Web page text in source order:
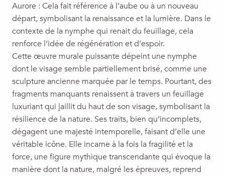
Aurore : Cela fait référence à l’aube ou à un nouveau
départ, symbolisant la renaissance et la lumière. Dans le
contexte de la nymphe qui renait du feuillage, cela
renforce l’idée de régénération et d’espoir.
Cette œuvre murale puissante dépeint une nymphe
dont le visage semble partiellement brisé, comme une
sculpture ancienne marquée par le temps. Pourtant, des
fragments manquants renaissent à travers un feuillage
luxuriant qui jaillit du haut de son visage, symbolisant la
résilience de la nature. Ses traits, bien qu’incomplets,
dégagent une majesté intemporelle, faisant d’elle une
véritable icône. Elle incarne à la fois la fragilité et la
force, une figure mythique transcendante qui évoque la
manière dont la nature, malgré les épreuves, reprend